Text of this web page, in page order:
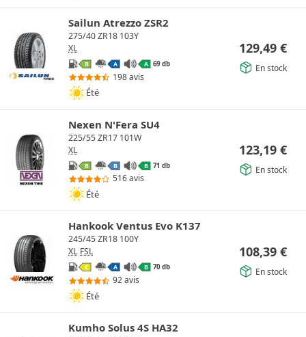
Sailun Atrezzo ZSR2
275/40 ZR18 103Y
XL
B A A 69 db
198 avis
Été
129,49 €
En stock
Nexen N'Fera SU4
225/55 ZR17 101W
XL
B B B 71 db
516 avis
Été
123,19 €
En stock
Hankook Ventus Evo K137
245/45 ZR18 100Y
XL FSL
C A B 70 db
92 avis
Été
108,39 €
En stock
Kumho Solus 4S HA32